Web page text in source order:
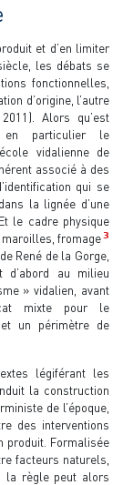
et d’en limiter
les débats se
fonctionnelles,
d’origine, l’autre
Alors qu’est
en particulier le
vidalienne de
associé à des
qui se
la lignée d’une
le cadre physique
fromage 3
de René de la Gorge,
d’abord au milieu
» vidalien, avant
mixte pour le
un périmètre de
légiférant les
la construction
de l’époque,
des interventions
produit. Formalisée
facteurs naturels,
la règle peut alors